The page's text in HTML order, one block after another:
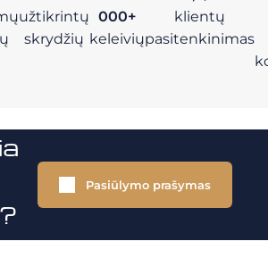
užtikrintų
skrydžių
000+
keleivių
klientų
pasitenkinimas
Pasiūlymo prašymas